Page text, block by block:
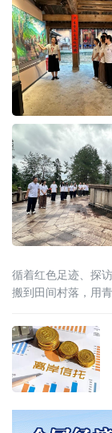
循着红色足迹、探
搬到田间村落，用
员跟随讲解员重